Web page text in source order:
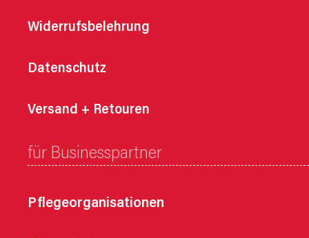
Widerrufsbelehrung
Datenschutz
Versand + Retouren
für Businesspartner
Pflegeorganisationen